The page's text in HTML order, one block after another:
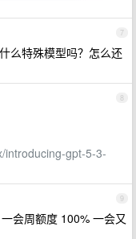
7
么特殊模型吗？怎么还
8
introducing-gpt-5-3-
9
会周额度 100% 一会又